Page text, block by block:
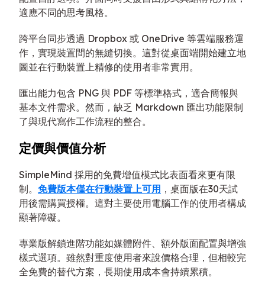
適應不同的思考風格。
跨平台同步透過 Dropbox 或 OneDrive 等雲端服務運
作，實現裝置間的無縫切換。這對從桌面端開始建立地
圖並在行動裝置上精修的使用者非常實用。
匯出能力包含 PNG 與 PDF 等標準格式，適合簡報與
基本文件需求。然而，缺乏 Markdown 匯出功能限制
了與現代寫作工作流程的整合。
定價與價值分析
SimpleMind 採用的免費增值模式比表面看來更有限
制。 免費版本僅在行動裝置上可用 ，桌面版在30天試
用後需購買授權。這對主要使用電腦工作的使用者構成
顯著障礙。
專業版解鎖進階功能如媒體附件、額外版面配置與增強
樣式選項。雖然對重度使用者來說價格合理，但相較完
全免費的替代方案，長期使用成本會持續累積。